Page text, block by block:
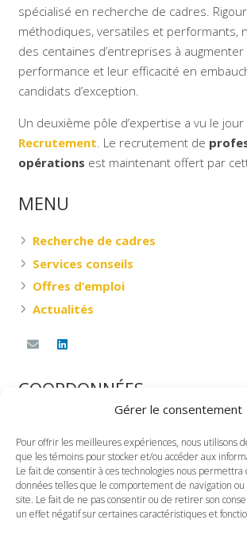
Gérer le consentement
Pour offrir les meilleures expériences, nous utilisons
que les témoins pour stocker et/ou accéder aux
Le fait de consentir à ces technologies nous
données telles que le comportement de navigation ou
site. Le fait de ne pas consentir ou de retirer son
un effet négatif sur certaines caractéristiques et
spécialisé en recherche de cadres.
méthodiques, versatiles et performants,
des centaines d’entreprises à
performance et leur efficacité en
candidats d’exception.
Un deuxième pôle d’expertise a vu le jour
Recrutement. Le recrutement de
opérations est maintenant offert par
MENU
Recherche de cadres
Services conseils
Offres d’emploi
Actualités
COORDONNÉES
360, rue Saint-Jacques Ouest, G-101
Montréal, Québec
H2Y 1P5
TÉLÉPHONE